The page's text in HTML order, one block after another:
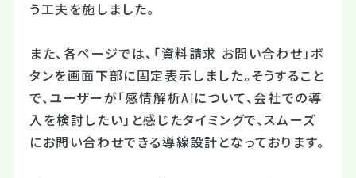
う工夫を施しました。
また、各ページでは、「資料請求 お問い合わせ」ボ
タンを画面下部に固定表示しました。そうすること
で、ユーザーが「感情解析AI について、会社での導
入を検討したい」と感じたタイミングで、スムーズ
にお問い合わせできる導線設計となっております。